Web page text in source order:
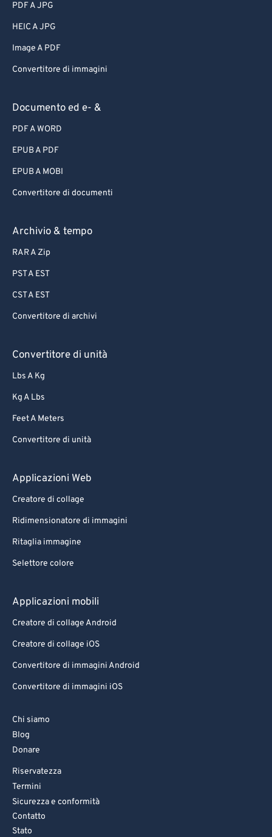
PDF A JPG
HEIC A JPG
Image A PDF
Convertitore di immagini
Documento ed e- &
PDF A WORD
EPUB A PDF
EPUB A MOBI
Convertitore di documenti
Archivio & tempo
RAR A Zip
PST A EST
CST A EST
Convertitore di archivi
Convertitore di unità
Lbs A Kg
Kg A Lbs
Feet A Meters
Convertitore di unità
Applicazioni Web
Creatore di collage
Ridimensionatore di immagini
Ritaglia immagine
Selettore colore
Applicazioni mobili
Creatore di collage Android
Creatore di collage iOS
Convertitore di immagini Android
Convertitore di immagini iOS
Chi siamo
Blog
Donare
Riservatezza
Termini
Sicurezza e conformità
Contatto
Stato